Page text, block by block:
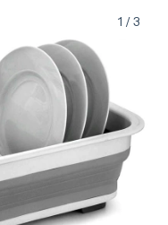
1 /3